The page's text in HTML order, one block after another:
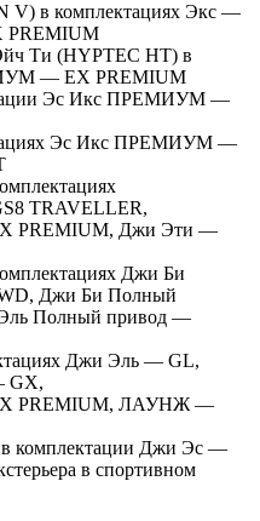
в комплектациях Экс —
Ти (HYPTEC HT) в
— EX PREMIUM
Эс Икс ПРЕМИУМ —
Эс Икс ПРЕМИУМ —
TRAVELLER,
Джи Эти —
Джи Би
Джи Би Полный
Полный привод —
Джи Эль — GL,
GX,
PREMIUM, ЛАУНЖ —
комплектации Джи Эс —
в спортивном